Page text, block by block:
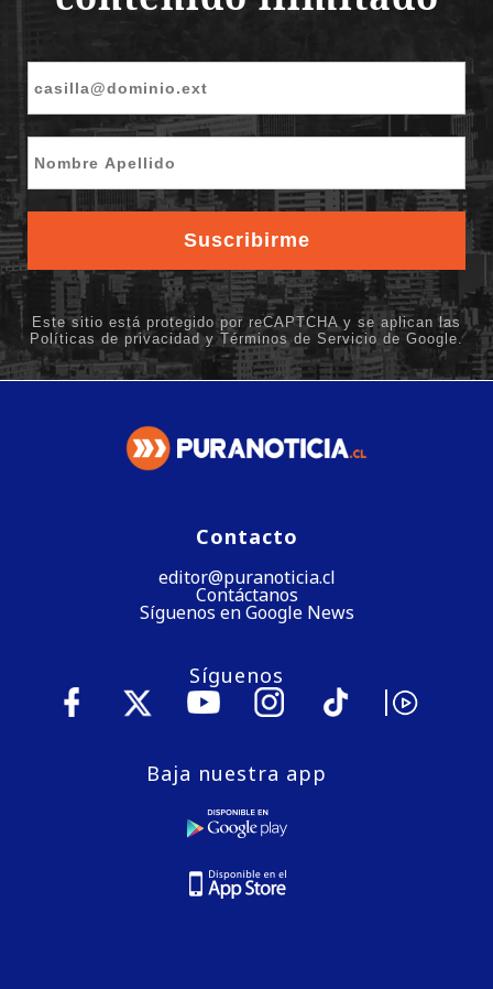
Contacto
editor@puranoticia.cl
Contáctanos
Síguenos en Google News
Síguenos
Baja nuestra app